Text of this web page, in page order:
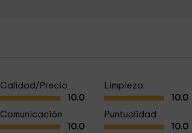
Calidad/Precio
10.0
Limpieza
10.0
Comunicación
10.0
Puntualidad
10.0